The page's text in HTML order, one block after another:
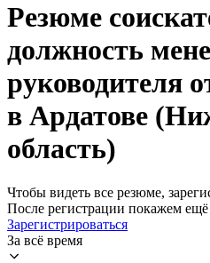
Резюме
должность
руководителя
в Ардатове
область)
Чтобы видеть все резюме,
После регистрации покажем
Зарегистрироваться
За всё время